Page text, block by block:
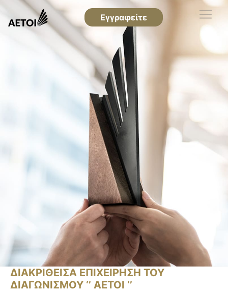
Εγγραφείτε
ΔΙΑΚΡΙΘΕΙΣΑ ΕΠΙΧΕΙΡΗΣΗ ΤΟΥ
ΔΙΑΓΩΝΙΣΜΟΥ ‘’ ΑΕΤΟΙ ‘’